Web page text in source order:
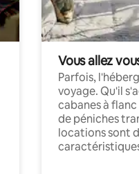
Vous allez
Parfois,
voyage. Qu'il
cabanes à
de péniches
locations sont